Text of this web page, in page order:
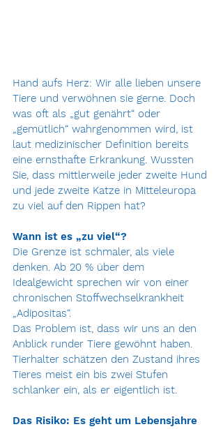
Hand aufs Herz: Wir alle lieben unsere
Tiere und verwöhnen sie gerne. Doch
was oft als „gut genährt“ oder
„gemütlich“ wahrgenommen wird, ist
laut medizinischer Definition bereits
eine ernsthafte Erkrankung. Wussten
Sie, dass mittlerweile jeder zweite Hund
und jede zweite Katze in Mitteleuropa
zu viel auf den Rippen hat?
Wann ist es „zu viel“?
Die Grenze ist schmaler, als viele
denken. Ab 20 % über dem
Idealgewicht sprechen wir von einer
chronischen Stoffwechselkrankheit
„Adipositas“.
Das Problem ist, dass wir uns an den
Anblick runder Tiere gewöhnt haben.
Tierhalter schätzen den Zustand ihres
Tieres meist ein bis zwei Stufen
schlanker ein, als er eigentlich ist.
Das Risiko: Es geht um Lebensjahre